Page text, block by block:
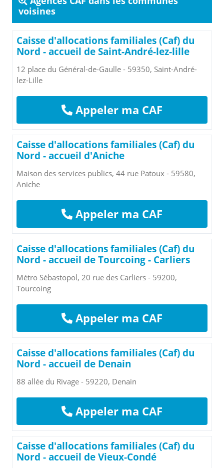
voisines
Caisse d'allocations familiales (Caf) du
Nord - accueil de Saint-André-lez-lille
12 place du Général-de-Gaulle - 59350, Saint-André-
lez-Lille
Appeler ma CAF
Caisse d'allocations familiales (Caf) du
Nord - accueil d'Aniche
Maison des services publics, 44 rue Patoux - 59580,
Aniche
Appeler ma CAF
Caisse d'allocations familiales (Caf) du
Nord - accueil de Tourcoing - Carliers
Métro Sébastopol, 20 rue des Carliers - 59200,
Tourcoing
Appeler ma CAF
Caisse d'allocations familiales (Caf) du
Nord - accueil de Denain
88 allée du Rivage - 59220, Denain
Appeler ma CAF
Caisse d'allocations familiales (Caf) du
Nord - accueil de Vieux-Condé